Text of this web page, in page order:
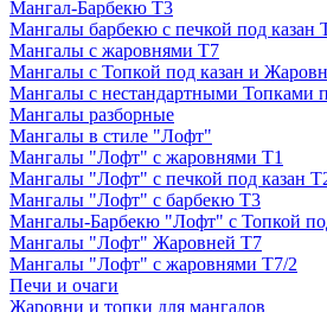
Мангал-Барбекю Т3
Мангалы барбекю с печкой под казан
Мангалы с жаровнями Т7
Мангалы с Топкой под казан и
Мангалы с нестандартными Топками
Мангалы разборные
Мангалы в стиле "Лофт"
Мангалы "Лофт" с жаровнями Т1
Мангалы "Лофт" с печкой под казан
Мангалы "Лофт" с барбекю Т3
Мангалы-Барбекю "Лофт" с Топкой
Мангалы "Лофт" Жаровней Т7
Мангалы "Лофт" с жаровнями Т7/2
Печи и очаги
Жаровни и топки для мангалов